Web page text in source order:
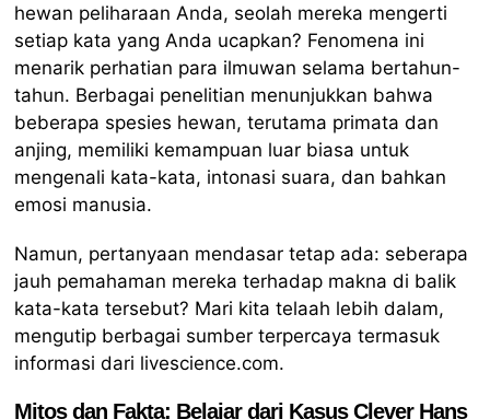
hewan peliharaan Anda, seolah mereka mengerti
setiap kata yang Anda ucapkan? Fenomena ini
menarik perhatian para ilmuwan selama bertahun-
tahun. Berbagai penelitian menunjukkan bahwa
beberapa spesies hewan, terutama primata dan
anjing, memiliki kemampuan luar biasa untuk
mengenali kata-kata, intonasi suara, dan bahkan
emosi manusia.
Namun, pertanyaan mendasar tetap ada: seberapa
jauh pemahaman mereka terhadap makna di balik
kata-kata tersebut? Mari kita telaah lebih dalam,
mengutip berbagai sumber terpercaya termasuk
informasi dari livescience.com.
Mitos dan Fakta: Belajar dari Kasus Clever Hans